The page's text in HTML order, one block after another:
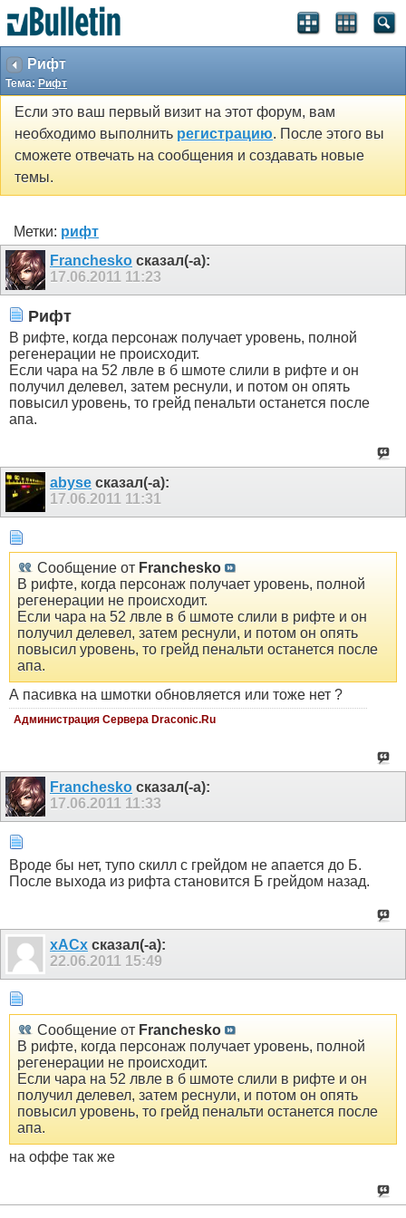
Рифт
Тема: Рифт
Если это ваш первый визит на этот форум, вам
необходимо выполнить регистрацию. После этого вы
сможете отвечать на сообщения и создавать новые
темы.
Метки: рифт
Franchesko сказал(-а):
17.06.2011 11:23
Рифт
В рифте, когда персонаж получает уровень, полной
регенерации не происходит.
Если чара на 52 лвле в б шмоте слили в рифте и он
получил делевел, затем реснули, и потом он опять
повысил уровень, то грейд пенальти останется после
апа.
abyse сказал(-а):
17.06.2011 11:31
Сообщение от Franchesko
В рифте, когда персонаж получает уровень, полной
регенерации не происходит.
Если чара на 52 лвле в б шмоте слили в рифте и он
получил делевел, затем реснули, и потом он опять
повысил уровень, то грейд пенальти останется после
апа.
А пасивка на шмотки обновляется или тоже нет ?
Администрация Сервера Draconic.Ru
Franchesko сказал(-а):
17.06.2011 11:33
Вроде бы нет, тупо скилл с грейдом не апается до Б.
После выхода из рифта становится Б грейдом назад.
xACx сказал(-а):
22.06.2011 15:49
Сообщение от Franchesko
В рифте, когда персонаж получает уровень, полной
регенерации не происходит.
Если чара на 52 лвле в б шмоте слили в рифте и он
получил делевел, затем реснули, и потом он опять
повысил уровень, то грейд пенальти останется после
апа.
на оффе так же